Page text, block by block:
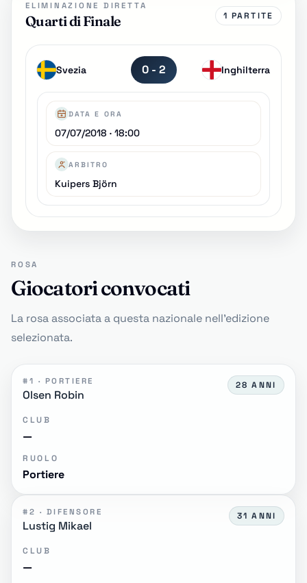
ELIMINAZIONE DIRETTA
Quarti di Finale 1 PARTITE
Svezia 0 - 2 Inghilterra
DATA E ORA
07/07/2018 · 18:00
ARBITRO
Kuipers Björn
ROSA
Giocatori convocati
La rosa associata a questa nazionale nell'edizione
selezionata.
#1 · PORTIERE
Olsen Robin
28 ANNI
CLUB
—
RUOLO
Portiere
#2 · DIFENSORE
Lustig Mikael
31 ANNI
CLUB
—